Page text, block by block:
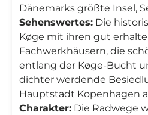
Dänemarks größte Insel,
Sehenswertes: Die
Køge mit ihren gut
Fachwerkhäusern, die
entlang der Køge-Bucht
dichter werdende
Hauptstadt Kopenhagen
Charakter: Die Radwege